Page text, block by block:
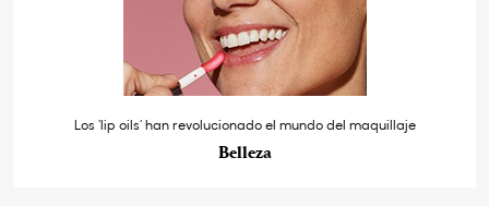
Los ‘lip oils’ han revolucionado el mundo del maquillaje
Belleza